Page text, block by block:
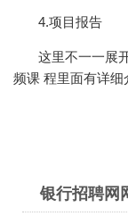
4.项目报告
这里不一一展
频课 程里面有详细
银行招聘网